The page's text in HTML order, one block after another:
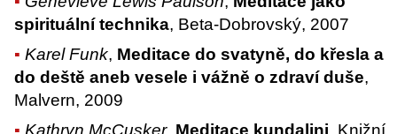
spirituální technika, Beta-Dobrovský, 2007
Karel Funk, Meditace do svatyně, do křesla a
do deště aneb vesele i vážně o zdraví duše,
Malvern, 2009